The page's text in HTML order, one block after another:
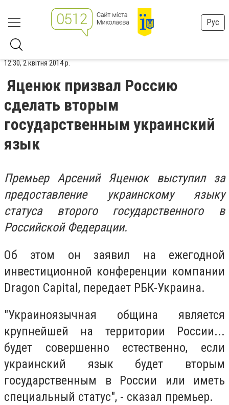
Рус
12:30, 2 квітня 2014 р.
Яценюк призвал Россию
сделать вторым
государственным украинский
язык
Премьер Арсений Яценюк выступил за
предоставление украинскому языку
статуса второго государственного в
Российской Федерации.
Об этом он заявил на ежегодной
инвестиционной конференции компании
Dragon Саріtаl, передает РБК-Украина.
"Украиноязычная община является
крупнейшей на территории России...
будет совершенно естественно, если
украинский язык будет вторым
государственным в России или иметь
специальный статус", - сказал премьер.